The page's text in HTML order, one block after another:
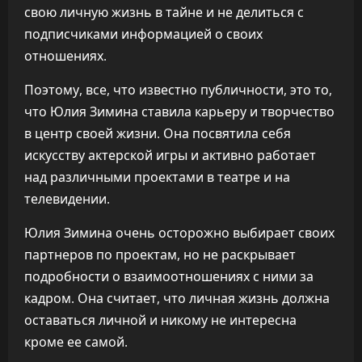
свою личную жизнь в тайне и не делиться с
подписчиками информацией о своих
отношениях.
Поэтому, все, что известно публичности, это то,
что Юлия Зимина ставила карьеру и творчество
в центр своей жизни. Она посвятила себя
искусству актерской игры и активно работает
над различными проектами в театре и на
телевидении.
Юлия Зимина очень осторожно выбирает своих
партнеров по проектам, но не раскрывает
подробности о взаимоотношениях с ними за
кадром. Она считает, что личная жизнь должна
оставаться личной и никому не интересна
кроме ее самой.